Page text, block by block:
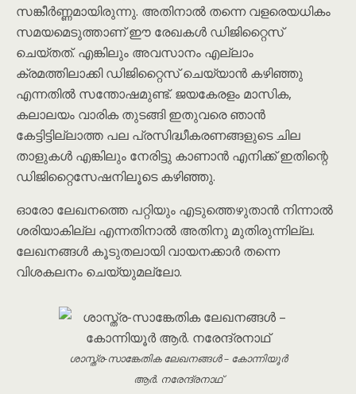
സങ്കീർണ്ണമായിരുന്നു. അതിനാൽ തന്നെ വളരെയധികം
സമയമെടുത്താണ് ഈ രേഖകൾ ഡിജിറ്റൈസ്
ചെയ്തത്. എങ്കിലും അവസാനം എല്ലാം
ക്രമത്തിലാക്കി ഡിജിറ്റൈസ് ചെയ്യാൻ കഴിഞ്ഞു
എന്നതിൽ സന്തോഷമുണ്ട്. ജയകേരളം മാസിക,
കലാലയം വാരിക തുടങ്ങി ഇതുവരെ ഞാൻ
കേട്ടിട്ടില്ലാത്ത പല പ്രസിദ്ധീകരണങ്ങളുടെ ചില
താളുകൾ എങ്കിലും നേരിട്ടു കാണാൻ എനിക്ക് ഇതിന്റെ
ഡിജിറ്റൈസേഷനിലൂടെ കഴിഞ്ഞു.
ഓരോ ലേഖനത്തെ പറ്റിയും എടുത്തെഴുതാൻ നിന്നാൽ
ശരിയാകില്ല എന്നതിനാൽ അതിനു മുതിരുന്നില്ല.
ലേഖനങ്ങൾ കൂടുതലായി വായനക്കാർ തന്നെ
വിശകലനം ചെയ്യുമല്ലോ.
ശാസ്ത്ര-സാങ്കേതിക ലേഖനങ്ങൾ – കോന്നിയൂർ
ആർ. നരേന്ദ്രനാഥ്